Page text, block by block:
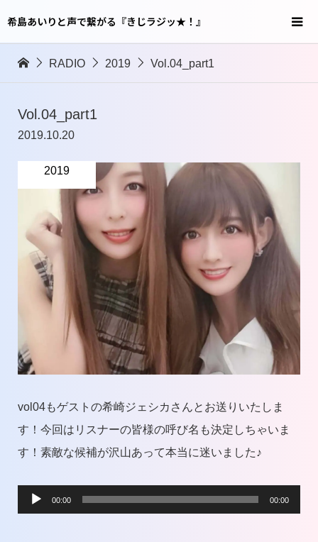
希島あいりと声で繋がる『きじラジッ★！』
RADIO 2019 Vol.04_part1
Vol.04_part1
2019.10.20
2019
vol04もゲストの希崎ジェシカさんとお送りいたしま
す！今回はリスナーの皆様の呼び名も決定しちゃいま
す！素敵な候補が沢山あって本当に迷いました♪
00:00 00:00